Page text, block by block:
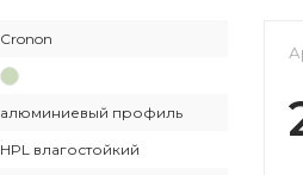
Cronon
алюминиевый профиль
HPL влагостойкий